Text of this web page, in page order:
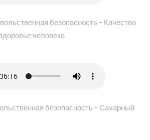
безопасность - Качество
человека
безопасность - Сахарный